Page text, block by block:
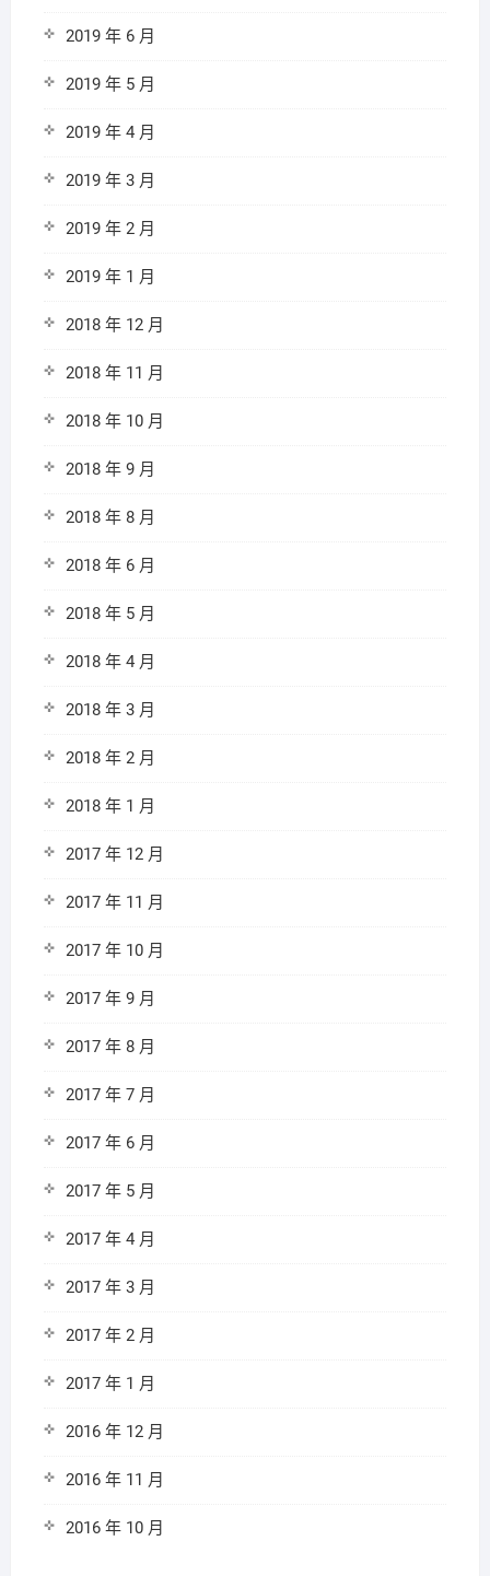
2019 年 6 月
2019 年 5 月
2019 年 4 月
2019 年 3 月
2019 年 2 月
2019 年 1 月
2018 年 12 月
2018 年 11 月
2018 年 10 月
2018 年 9 月
2018 年 8 月
2018 年 6 月
2018 年 5 月
2018 年 4 月
2018 年 3 月
2018 年 2 月
2018 年 1 月
2017 年 12 月
2017 年 11 月
2017 年 10 月
2017 年 9 月
2017 年 8 月
2017 年 7 月
2017 年 6 月
2017 年 5 月
2017 年 4 月
2017 年 3 月
2017 年 2 月
2017 年 1 月
2016 年 12 月
2016 年 11 月
2016 年 10 月